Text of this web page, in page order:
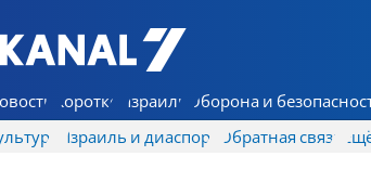
7 КАНАЛ - Аруц Шева
Коротко Израиль Оборона и
Израиль и диаспора Обратная связь